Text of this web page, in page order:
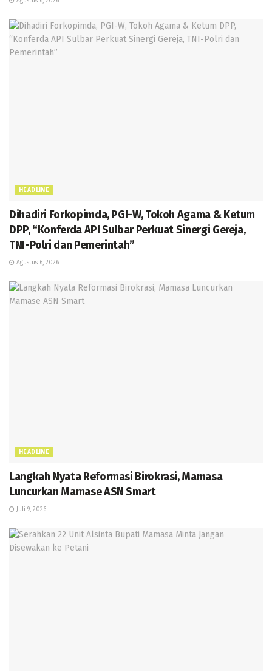
HEADLINE
Dihadiri Forkopimda, PGI-W, Tokoh Agama & Ketum
DPP, “Konferda API Sulbar Perkuat Sinergi Gereja,
TNI-Polri dan Pemerintah”
Agustus 6, 2026
HEADLINE
Langkah Nyata Reformasi Birokrasi, Mamasa
Luncurkan Mamase ASN Smart
Juli 9, 2026